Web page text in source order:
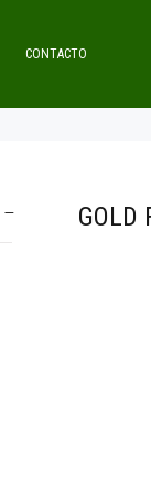
CONTACTO
GOLD